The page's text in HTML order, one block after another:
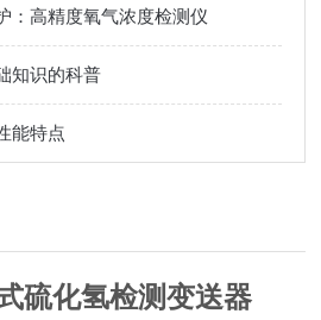
：高精度氧气浓度检测仪
知识的科普
能特点
硫化氢检测变送器